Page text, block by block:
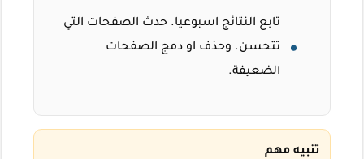
تابع النتائج اسبوعيا. حدث الصفحات التي
تتحسن. وحذف او دمج الصفحات
الضعيفة.
تنبيه مهم